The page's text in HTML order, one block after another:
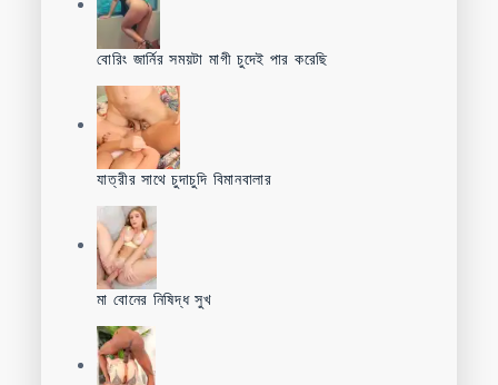
বোরিং জার্নির সময়টা মাগী চুদেই পার করেছি
যাত্রীর সাথে চুদাচুদি বিমানবালার
মা বোনের নিষিদ্ধ সুখ